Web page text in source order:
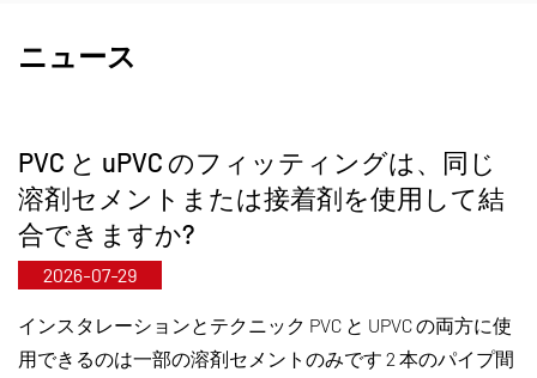
準化された自動製造と輸入原材料の厳格な調達を
続的に監視し、デジタルチャネルを活用して高品
質の「中国製」製品を世界中のお客様にお届けし
ています。
寧波・奉化研究開発・生産基地
総投資額2億人民元で、開新超純管技術（寧波）
有限公司は大学や研究機関と協力して新たな材料
ニュース
PVC と uPVC のフィッティングは、同じ
溶剤セメントまたは接着剤を使用して結
合できますか?
2026-07-29
インスタレーションとテクニック PVC と UPVC の両方に使
用できるのは一部の溶剤セメントのみです 2 本のパイプ間